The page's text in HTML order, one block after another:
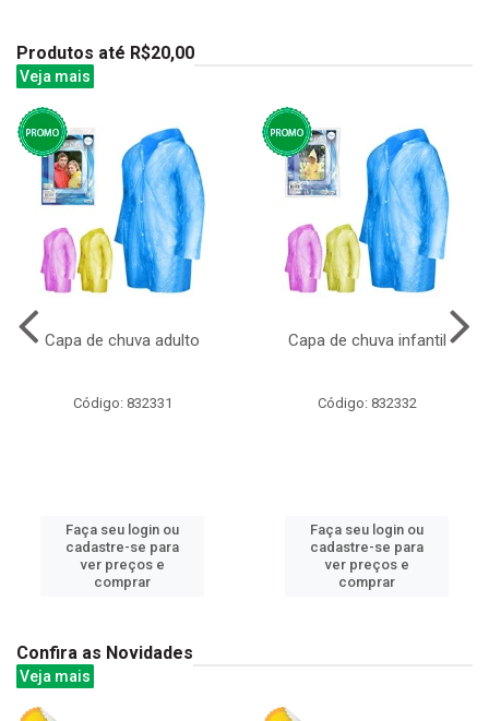
Produtos até R$20,00
Veja mais
Capa de chuva adulto
Código: 832331
Faça seu login ou
cadastre-se para
ver preços e
comprar
Capa de chuva infantil
Código: 832332
Faça seu login ou
cadastre-se para
ver preços e
comprar
Confira as Novidades
Veja mais